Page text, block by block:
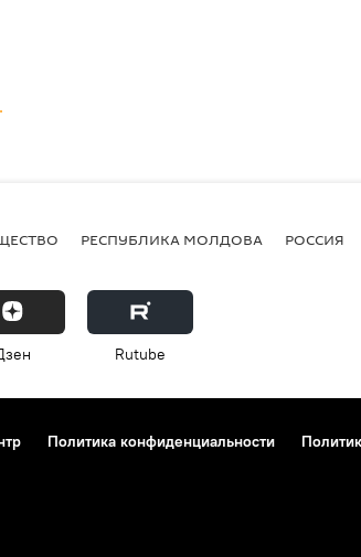
РЕСПУБЛИКА МОЛДОВА РОССИЯ
Rutube
Политика конфиденциальности